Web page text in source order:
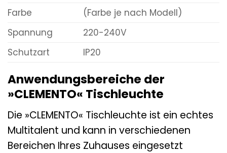
Farbe
(Farbe je nach Modell)
Spannung
220-240V
Schutzart
IP20
Anwendungsbereiche der
»CLEMENTO« Tischleuchte
Die »CLEMENTO« Tischleuchte ist ein echtes
Multitalent und kann in verschiedenen
Bereichen Ihres Zuhauses eingesetzt